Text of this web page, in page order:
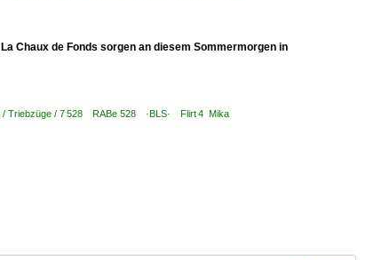
Chaux de Fonds sorgen an diesem Sommermorgen in
/ Triebzüge / 7 528 RABe 528 ·BLS· Flirt 4 Mika